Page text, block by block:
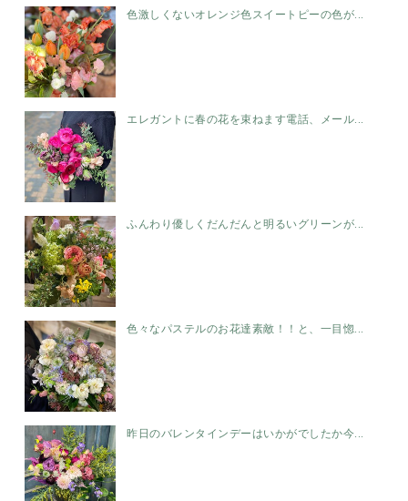
色激しくないオレンジ色スイートピーの色が...
エレガントに春の花を束ねます電話、メール...
ふんわり優しくだんだんと明るいグリーンが...
色々なパステルのお花達素敵！！と、一目惚...
昨日のバレンタインデーはいかがでしたか今...